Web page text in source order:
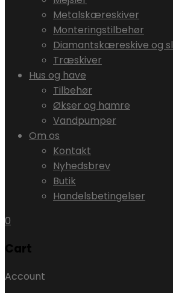
Metalskæreskiver
Monteringstilbehør
Diamantskæreskive og
Træskiver
Hus og have
Tilbehør
Økser og hamre
Vandpumper
Om os
Kontakt
Nyhedsbrev
Butik
Handelsbetingelser
0
Cart
Account